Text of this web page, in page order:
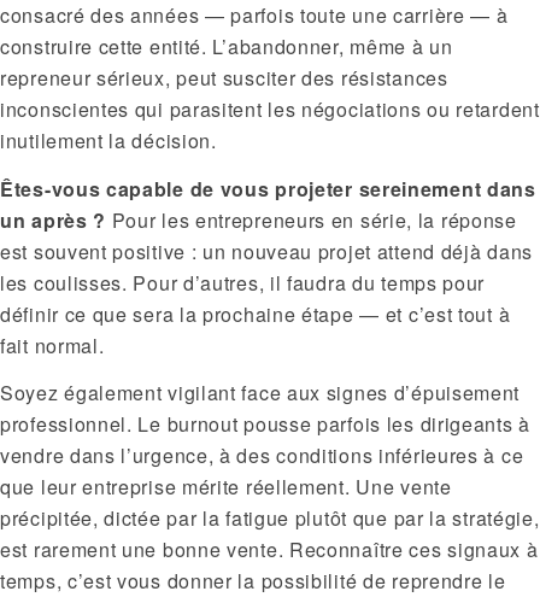
consacré des années — parfois toute une carrière — à
construire cette entité. L’abandonner, même à un
repreneur sérieux, peut susciter des résistances
inconscientes qui parasitent les négociations ou retardent
inutilement la décision.
Êtes-vous capable de vous projeter sereinement dans
un après ? Pour les entrepreneurs en série, la réponse
est souvent positive : un nouveau projet attend déjà dans
les coulisses. Pour d’autres, il faudra du temps pour
définir ce que sera la prochaine étape — et c’est tout à
fait normal.
Soyez également vigilant face aux signes d’épuisement
professionnel. Le burnout pousse parfois les dirigeants à
vendre dans l’urgence, à des conditions inférieures à ce
que leur entreprise mérite réellement. Une vente
précipitée, dictée par la fatigue plutôt que par la stratégie,
est rarement une bonne vente. Reconnaître ces signaux à
temps, c’est vous donner la possibilité de reprendre le